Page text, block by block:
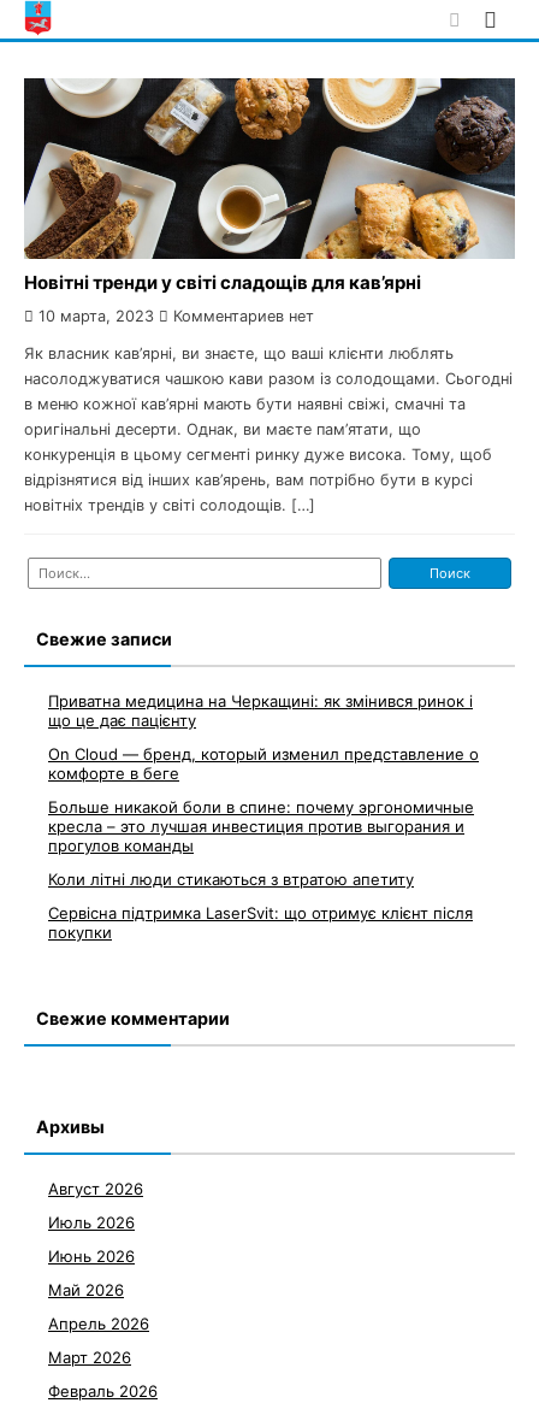
Skip
to
Новітні тренди у світі сладощів для кав’ярні
10 марта, 2023 Комментариев нет
Як власник кав’ярні, ви знаєте, що ваші клієнти люблять
насолоджуватися чашкою кави разом із солодощами. Сьогодні
в меню кожної кав’ярні мають бути наявні свіжі, смачні та
оригінальні десерти. Однак, ви маєте пам’ятати, що
конкуренція в цьому сегменті ринку дуже висока. Тому, щоб
відрізнятися від інших кав’ярень, вам потрібно бути в курсі
новітніх трендів у світі солодощів. […]
Найти:
Свежие записи
Приватна медицина на Черкащині: як змінився ринок і
що це дає пацієнту
On Cloud — бренд, который изменил представление о
комфорте в беге
Больше никакой боли в спине: почему эргономичные
кресла – это лучшая инвестиция против выгорания и
прогулов команды
Коли літні люди стикаються з втратою апетиту
Сервісна підтримка LaserSvit: що отримує клієнт після
покупки
Свежие комментарии
Архивы
Август 2026
Июль 2026
Июнь 2026
Май 2026
Апрель 2026
Март 2026
Февраль 2026